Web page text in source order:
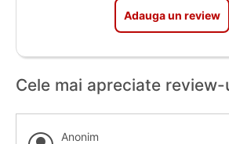
Adauga un review
Cele mai apreciate review-
Anonim